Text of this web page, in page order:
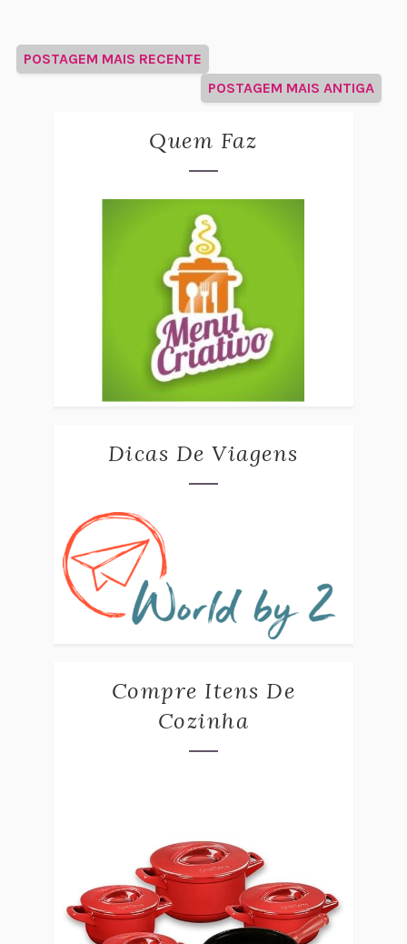
POSTAGEM MAIS RECENTE
POSTAGEM MAIS ANTIGA
Quem Faz
Dicas De Viagens
Compre Itens De
Cozinha